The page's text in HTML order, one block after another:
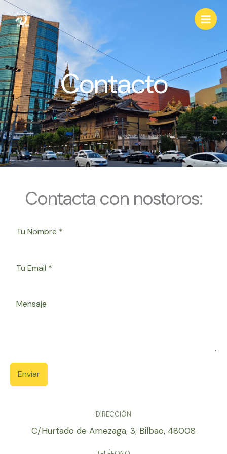
al
contenido
Contacto
DIRECCIÓN
C/Hurtado de Amezaga, 3, Bilbao, 48008
Contacta con nostoros:
Enviar